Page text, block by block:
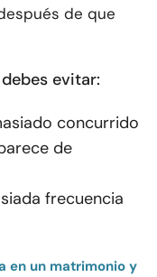
de que
evitar:
concurrido
de
frecuencia
en un matrimonio y